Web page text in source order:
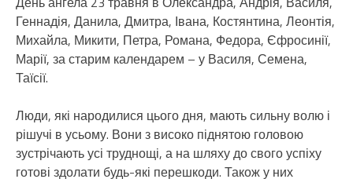
Геннадія, Данила, Дмитра, Івана, Костянтина, Леонтія,
Михайла, Микити, Петра, Романа, Федора, Єфросинії,
Марії, за старим календарем – у Василя, Семена,
Таїсії.
Люди, які народилися цього дня, мають сильну волю і
рішучі в усьому. Вони з високо піднятою головою
зустрічають усі труднощі, а на шляху до свого успіху
готові здолати будь-які перешкоди. Також у них